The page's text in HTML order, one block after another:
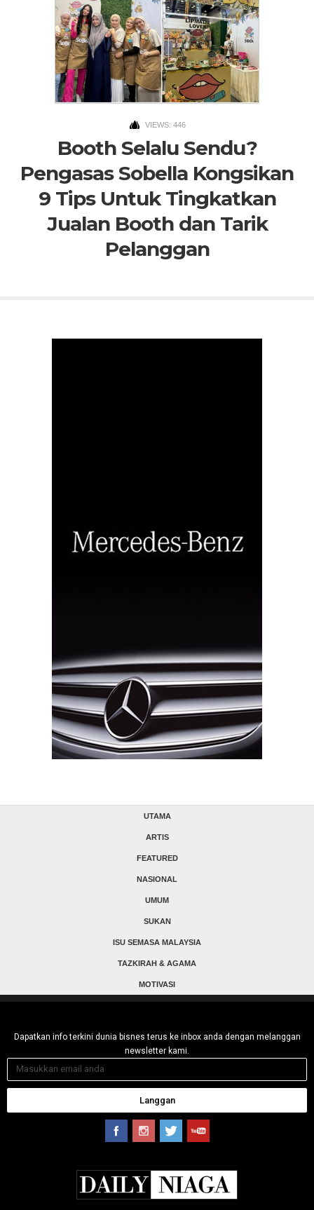
VIEWS: 446
Booth Selalu Sendu?
Pengasas Sobella Kongsikan
9 Tips Untuk Tingkatkan
Jualan Booth dan Tarik
Pelanggan
UTAMA
ARTIS
FEATURED
NASIONAL
UMUM
SUKAN
ISU SEMASA MALAYSIA
TAZKIRAH & AGAMA
MOTIVASI
Dapatkan info terkini dunia bisnes terus ke inbox anda dengan melanggan
newsletter kami.
Langgan